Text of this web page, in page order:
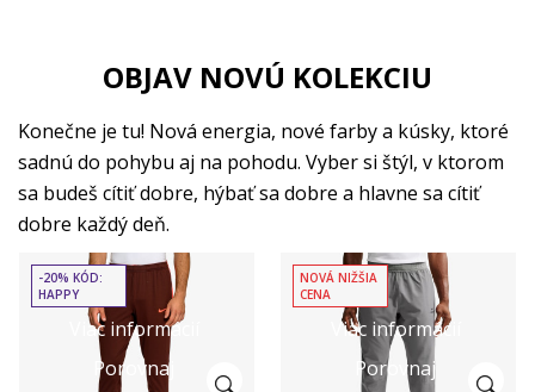
OBJAV NOVÚ KOLEKCIU
Konečne je tu! Nová energia, nové farby a kúsky, ktoré
sadnú do pohybu aj na pohodu. Vyber si štýl, v ktorom
sa budeš cítiť dobre, hýbať sa dobre a hlavne sa cítiť
dobre každý deň.
Viac informácií
Porovnaj
-20% KÓD:
HAPPY
Viac informácií
Porovnaj
NOVÁ NIŽŠIA
CENA